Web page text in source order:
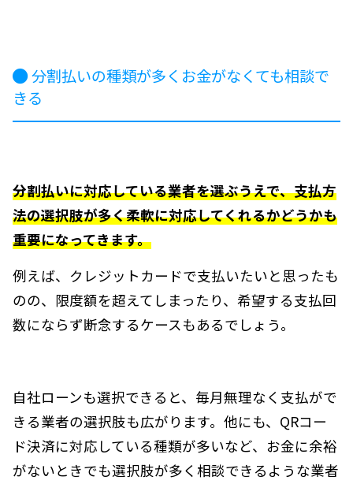
分割払いの種類が多くお金がなくても相談で
きる
分割払いに対応している業者を選ぶうえで、支払方
法の選択肢が多く柔軟に対応してくれるかどうかも
重要になってきます。
例えば、クレジットカードで支払いたいと思ったも
のの、限度額を超えてしまったり、希望する支払回
数にならず断念するケースもあるでしょう。
自社ローンも選択できると、毎月無理なく支払がで
きる業者の選択肢も広がります。他にも、QRコー
ド決済に対応している種類が多いなど、お金に余裕
がないときでも選択肢が多く相談できるような業者